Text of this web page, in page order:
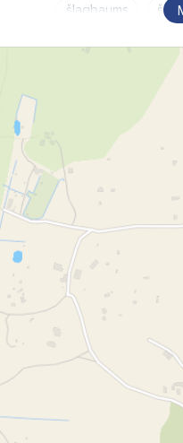
šlagbaums
automātiku labošana
BFT pults
LIFTMASTER
žalūziju uzstādīšana
garāža
vārtu
bīdāmie -
paceļamie vārti